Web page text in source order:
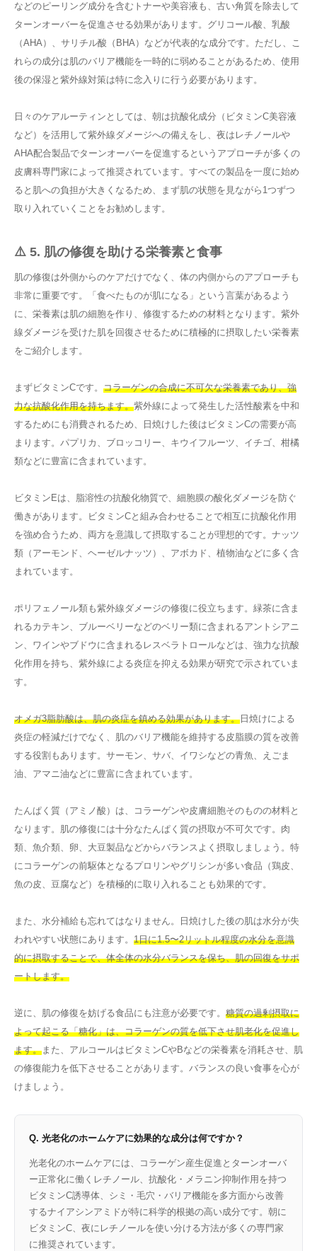
などのピーリング成分を含むトナーや美容液も、古い角質を除去して
ターンオーバーを促進させる効果があります。グリコール酸、乳酸
（AHA）、サリチル酸（BHA）などが代表的な成分です。ただし、こ
れらの成分は肌のバリア機能を一時的に弱めることがあるため、使用
後の保湿と紫外線対策は特に念入りに行う必要があります。
日々のケアルーティンとしては、朝は抗酸化成分（ビタミンC美容液
など）を活用して紫外線ダメージへの備えをし、夜はレチノールや
AHA配合製品でターンオーバーを促進するというアプローチが多くの
皮膚科専門家によって推奨されています。すべての製品を一度に始め
ると肌への負担が大きくなるため、まず肌の状態を見ながら1つずつ
取り入れていくことをお勧めします。
⚠️ 5. 肌の修復を助ける栄養素と食事
肌の修復は外側からのケアだけでなく、体の内側からのアプローチも
非常に重要です。「食べたものが肌になる」という言葉があるよう
に、栄養素は肌の細胞を作り、修復するための材料となります。紫外
線ダメージを受けた肌を回復させるために積極的に摂取したい栄養素
をご紹介します。
まずビタミンCです。 コラーゲンの合成に不可欠な栄養素であり、強
力な抗酸化作用を持ちます。紫外線によって発生した活性酸素を中和
するためにも消費されるため、日焼けした後はビタミンCの需要が高
まります。パプリカ、ブロッコリー、キウイフルーツ、イチゴ、柑橘
類などに豊富に含まれています。
ビタミンEは、脂溶性の抗酸化物質で、細胞膜の酸化ダメージを防ぐ
働きがあります。ビタミンCと組み合わせることで相互に抗酸化作用
を強め合うため、両方を意識して摂取することが理想的です。ナッツ
類（アーモンド、ヘーゼルナッツ）、アボカド、植物油などに多く含
まれています。
ポリフェノール類も紫外線ダメージの修復に役立ちます。緑茶に含ま
れるカテキン、ブルーベリーなどのベリー類に含まれるアントシアニ
ン、ワインやブドウに含まれるレスベラトロールなどは、強力な抗酸
化作用を持ち、紫外線による炎症を抑える効果が研究で示されていま
す。
オメガ3脂肪酸は、肌の炎症を鎮める効果があります。 日焼けによる
炎症の軽減だけでなく、肌のバリア機能を維持する皮脂膜の質を改善
する役割もあります。サーモン、サバ、イワシなどの青魚、えごま
油、アマニ油などに豊富に含まれています。
たんぱく質（アミノ酸）は、コラーゲンや皮膚細胞そのものの材料と
なります。肌の修復には十分なたんぱく質の摂取が不可欠です。肉
類、魚介類、卵、大豆製品などからバランスよく摂取しましょう。特
にコラーゲンの前駆体となるプロリンやグリシンが多い食品（鶏皮、
魚の皮、豆腐など）を積極的に取り入れることも効果的です。
また、水分補給も忘れてはなりません。日焼けした後の肌は水分が失
われやすい状態にあります。 1日に1.5〜2リットル程度の水分を意識
的に摂取することで、体全体の水分バランスを保ち、肌の回復をサポ
ートします。
逆に、肌の修復を妨げる食品にも注意が必要です。 糖質の過剰摂取に
よって起こる「糖化」は、コラーゲンの質を低下させ肌老化を促進し
ます。また、アルコールはビタミンCやBなどの栄養素を消耗させ、肌
の修復能力を低下させることがあります。バランスの良い食事を心が
けましょう。
Q. 光老化のホームケアに効果的な成分は何ですか？
光老化のホームケアには、コラーゲン産生促進とターンオーバ
ー正常化に働くレチノール、抗酸化・メラニン抑制作用を持つ
ビタミンC誘導体、シミ・毛穴・バリア機能を多方面から改善
するナイアシンアミドが特に科学的根拠の高い成分です。朝に
ビタミンC、夜にレチノールを使い分ける方法が多くの専門家
に推奨されています。